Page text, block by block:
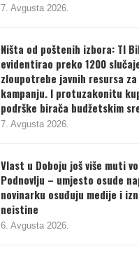
7. Avgusta 2026.
Ništa od poštenih izbora: TI
evidentirao preko 1200
zloupotrebe javnih resursa
kampanju. I protuzakonitu
podrške birača budžetskim
7. Avgusta 2026.
Vlast u Doboju još više muti
Podnovlju – umjesto osude
novinarku osuđuju medije i
neistine
6. Avgusta 2026.